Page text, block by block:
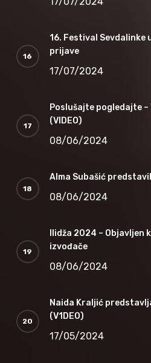
16. Festival Sevdalinke
prijave
17/07/2024
Poslušajte pogledajte –
(VIDEO)
08/06/2024
Alma Subašić
08/06/2024
Ilidža 2024 – Objavljen
izvođače
08/06/2024
Naida Kraljić
(V1DEO)
17/05/2024